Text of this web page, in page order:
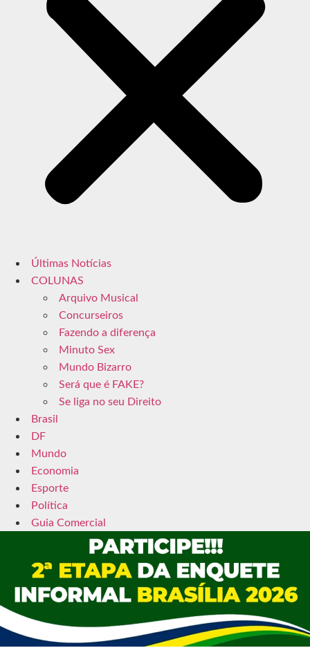
Últimas Notícias
COLUNAS
Arquivo Musical
Concurseiros
Fazendo a diferença
Minuto Sex
Mundo Bizarro
Será que é FAKE?
Se liga no seu Direito
Brasil
DF
Mundo
Economia
Esporte
Política
Guia Comercial